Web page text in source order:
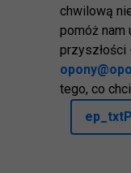
chwilową
pomóż nam
przyszłości
tego, co